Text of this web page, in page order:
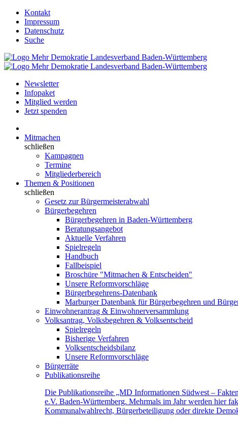
Kontakt
Impressum
Datenschutz
Suche
Newsletter
Infopaket
Mitglied werden
Jetzt spenden
Mitmachen
schließen
Kampagnen
Termine
Mitgliederbereich
Themen & Positionen
schließen
Gesetz zur Bürgermeisterabwahl
Bürgerbegehren
Bürgerbegehren in Baden-Württemberg
Beratungsangebot
Aktuelle Verfahren
Spielregeln
Handbuch
Fallbeispiel
Broschüre "Mitmachen & Entscheiden"
Unsere Reformvorschläge
Bürgerbegehrens-Datenbank
Marburger Datenbank für Bürgerbegehren und
Einwohnerantrag & Einwohnerversammlung
Volksantrag, Volksbegehren & Volksentscheid
Spielregeln
Bisherige Verfahren
Volksentscheidsbilanz
Unsere Reformvorschläge
Bürgerräte
Publikationsreihe
Die Publikationsreihe „MD Informationen Südwest –
e.V. Baden-Württemberg. Mehrmals im Jahr werden hier
Kommunalwahlrecht, Bürgerbeteiligung oder direkte